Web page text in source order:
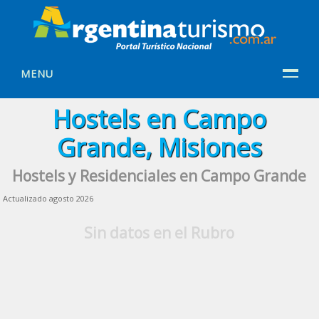
MENU
Hostels en Campo
Grande, Misiones
Hostels y Residenciales en Campo Grande
Actualizado agosto 2026
Sin datos en el Rubro